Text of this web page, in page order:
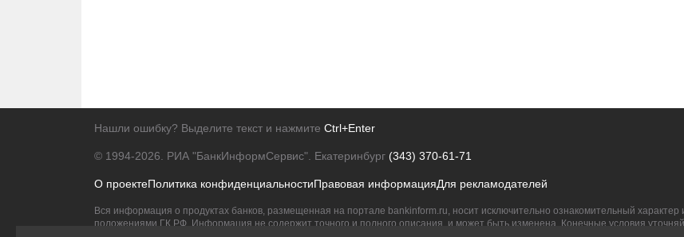
Нашли ошибку? Выделите текст и нажмите Ctrl+Enter
© 1994-2026. РИА "БанкИнформСервис". Екатеринбург (343) 370-61-71
О проектеПолитика конфиденциальностиПравовая информацияДля рекламодателей
Вся информация о продуктах банков, размещенная на портале bankinform.ru, носит исключительно ознакомительный
положениями ГК РФ. Информация не содержит точного и полного описания, и может быть изменена. Конечные условия